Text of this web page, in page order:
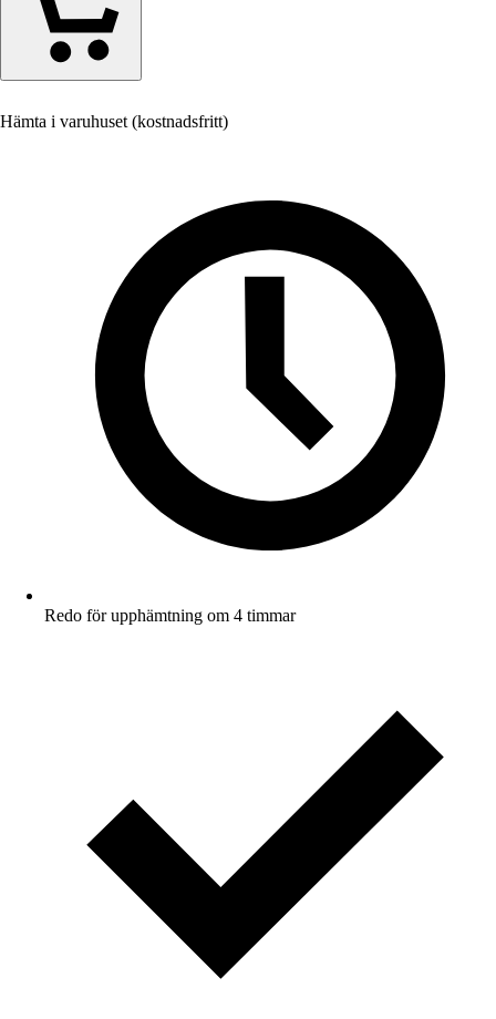
Hämta i varuhuset (kostnadsfritt)
Redo för upphämtning om 4 timmar